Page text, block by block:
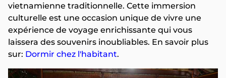
vietnamienne traditionnelle. Cette immersion
culturelle est une occasion unique de vivre une
expérience de voyage enrichissante qui vous
laissera des souvenirs inoubliables. En savoir plus
sur: Dormir chez l'habitant.